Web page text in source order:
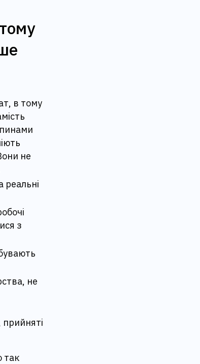
в тому
не
реальні
з
не
так